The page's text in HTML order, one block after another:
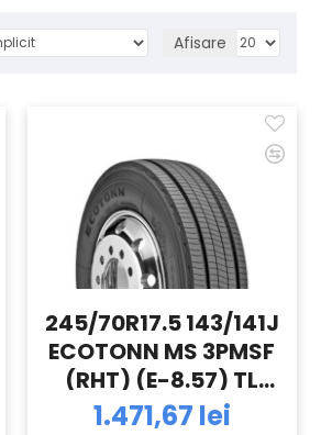
Afisare
245/70R17.5 143/141J
ECOTONN MS 3PMSF
(RHT) (E-8.57) TL
FULDA
1.471,67 lei